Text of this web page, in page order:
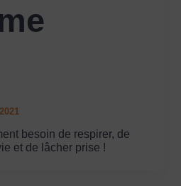
besoin de respirer, de
et de lâcher prise !